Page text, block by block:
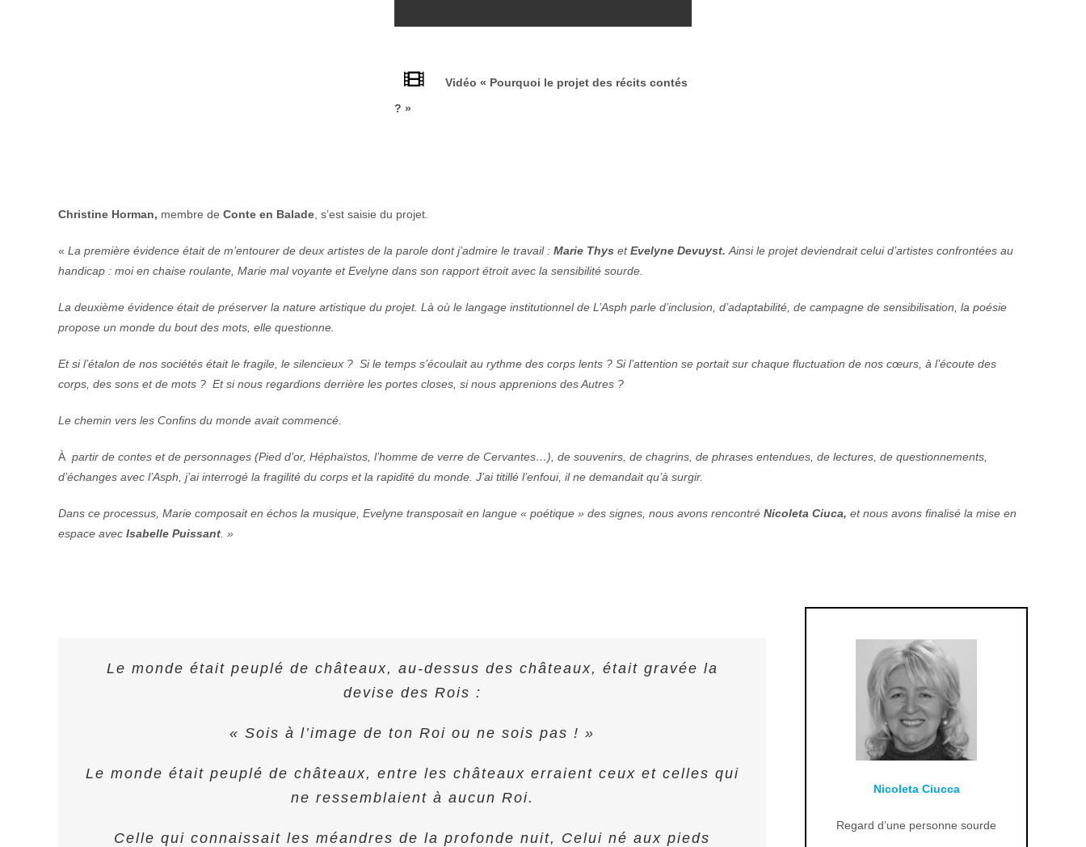
Vidéo « Pourquoi le projet des récits contés
? »
Christine Horman, membre de Conte en Balade, s’est saisie du projet.
« La première évidence était de m’entourer de deux artistes de la parole dont j’admire le travail : Marie Thys etEvelyne Devuyst.Ainsi le projet deviendrait celui d’artistes confrontées au
handicap : moi en chaise roulante, Marie mal voyante et Evelyne dans son rapport étroit avec la sensibilité sourde.
La deuxième évidence était de préserver la nature artistique du projet. Là où le langage institutionnel de L’Asph parle d’inclusion, d’adaptabilité, de campagne de sensibilisation, la poésie
propose un monde du bout des mots, elle questionne.
Et si l’étalon de nos sociétés était le fragile, le silencieux ? Si le temps s’écoulait au rythme des corps lents ? Si l’attention se portait sur chaque fluctuation de nos cœurs, à l’écoute des
corps, des sons et de mots ? Et si nous regardions derrière les portes closes, si nous apprenions des Autres ?
Le chemin vers les Confins du monde avait commencé.
À partir de contes et de personnages (Pied d’or, Héphaïstos, l’homme de verre de Cervantes…), de souvenirs, de chagrins, de phrases entendues, de lectures, de questionnements,
d’échanges avec l’Asph, j’ai interrogé la fragilité du corps et la rapidité du monde. J’ai titillé l’enfoui, il ne demandait qu’à surgir.
Dans ce processus, Marie composait en échos la musique, Evelyne transposait en langue « poétique » des signes, nous avons rencontré Nicoleta Ciuca, et nous avons finalisé la mise en
espace avec Isabelle Puissant. »
Le monde était peuplé de châteaux, au-dessus des châteaux, était gravée la
devise des Rois :
« Sois à l’image de ton Roi ou ne sois pas ! »
Le monde était peuplé de châteaux, entre les châteaux erraient ceux et celles qui
ne ressemblaient à aucun Roi.
Celle qui connaissait les méandres de la profonde nuit, Celui né aux pieds
Nicoleta Ciucca
Regard d’une personne sourde